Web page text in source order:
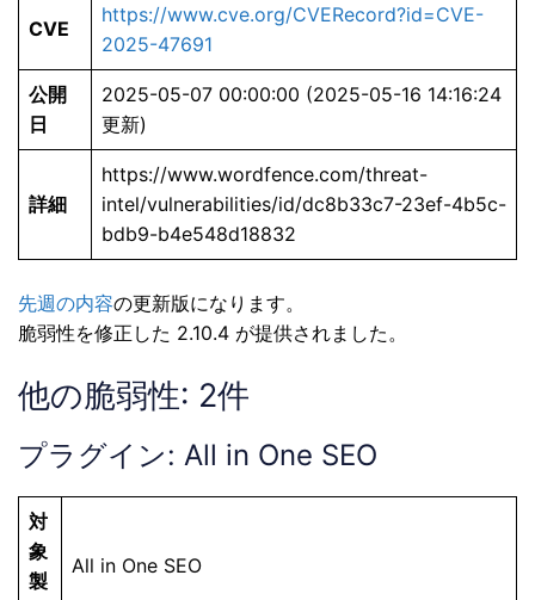
CVE
https://www.cve.org/CVERecord?id=CVE-
2025-47691
公開
日
2025-05-07 00:00:00 (2025-05-16 14:16:24
更新)
詳細
https://www.wordfence.com/threat-
intel/vulnerabilities/id/dc8b33c7-23ef-4b5c-
bdb9-b4e548d18832
先週の内容の更新版になります。
脆弱性を修正した 2.10.4 が提供されました。
他の脆弱性: 2件
プラグイン: All in One SEO
対
象
製
All in One SEO